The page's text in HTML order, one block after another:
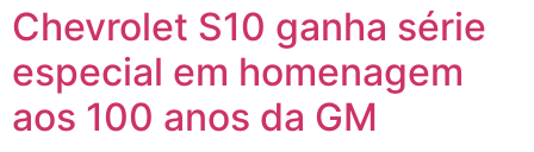
Chevrolet S10 ganha série
especial em homenagem
aos 100 anos da GM